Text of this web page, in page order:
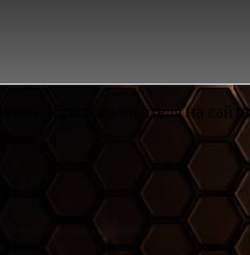
пользователя на сайте